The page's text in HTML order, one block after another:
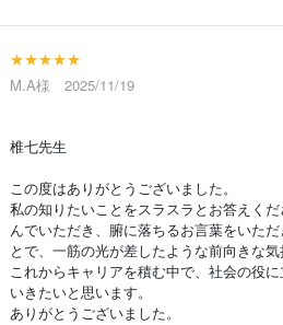
★★★★★
M.A様 2025/11/19
椎七先生
この度はありがとうございました。
私の知りたいことをスラスラとお答えく
んでいただき、腑に落ちるお言葉をいた
とで、一筋の光が差したような前向きな気
これからキャリアを積む中で、社会の役
いきたいと思います。
ありがとうございました。